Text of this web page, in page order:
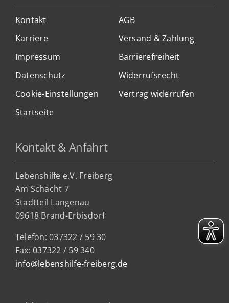
Kontakt
Karriere
Impressum
Datenschutz
Cookie-Einstellungen
Startseite
AGB
Versand & Zahlung
Barrierefreiheit
Widerrufsrecht
Vertrag widerrufen
Kontakt & Anfahrt
Lebenshilfe e.V. Freiberg
Am Schacht 7
Stadtteil Langenau
09618 Brand-Erbisdorf
Telefon: 037322 / 59 30
Fax: 037322 / 59 340
info@lebenshilfe-freiberg.de